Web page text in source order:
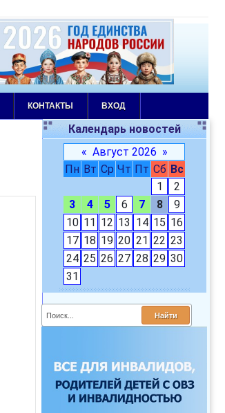
КОНТАКТЫ ВХОД
Календарь новостей
« Август 2026 »
Пн Вт Ср Чт Пт Сб Вс
1
2
3
4 5 6 7 8
9
10 11 12 13 14 15 16
17 18 19 20 21 22 23
24 25 26 27 28 29 30
31